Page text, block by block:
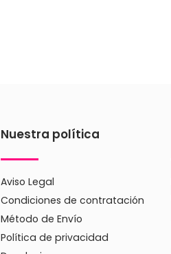
Nuestra política
Aviso Legal
Condiciones de contratación
Método de Envío
Política de privacidad